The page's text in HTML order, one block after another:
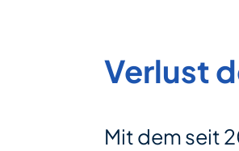
Verlust
Mit dem seit